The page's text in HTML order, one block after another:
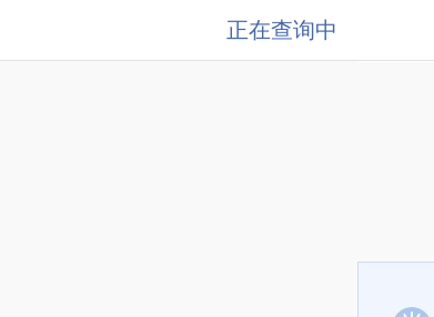
正在查询中